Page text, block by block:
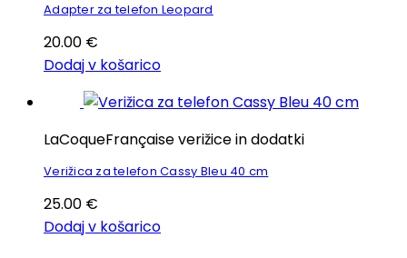
Adapter za telefon Leopard
20.00 €
Dodaj v košarico
LaCoqueFrançaise verižice in dodatki
Verižica za telefon Cassy Bleu 40 cm
25.00 €
Dodaj v košarico